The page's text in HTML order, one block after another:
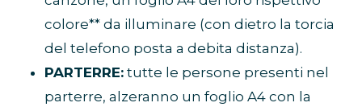
colore** da illuminare (con dietro la torcia
del telefono posta a debita distanza).
PARTERRE: tutte le persone presenti nel
parterre, alzeranno un foglio A4 con la